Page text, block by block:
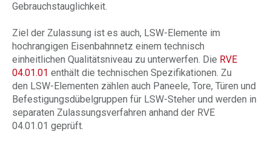
Gebrauchstauglichkeit.
Ziel der Zulassung ist es auch, LSW-Elemente im
hochrangigen Eisenbahnnetz einem technisch
einheitlichen Qualitätsniveau zu unterwerfen. Die RVE
04.01.01 enthält die technischen Spezifikationen. Zu
den LSW-Elementen zählen auch Paneele, Tore, Türen und
Befestigungsdübelgruppen für LSW-Steher und werden in
separaten Zulassungsverfahren anhand der RVE
04.01.01 geprüft.